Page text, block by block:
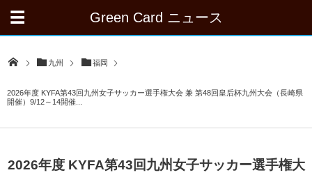
Green Card ニュース
九州 福岡
2026年度 KYFA第43回九州女子サッカー選手権大会 兼 第48回皇后杯九州大会（長崎県
開催）9/12～14開催...
2026年度 KYFA第43回九州女子サッカー選手権大